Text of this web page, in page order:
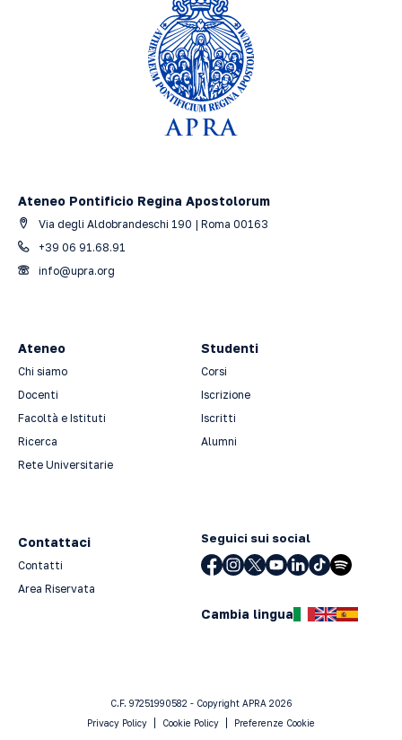
Ateneo Pontificio Regina Apostolorum
Via degli Aldobrandeschi 190 | Roma 00163
+39 06 91.68.91
info@upra.org
Ateneo
Chi siamo
Docenti
Facoltà e Istituti
Ricerca
Rete Universitarie
Studenti
Corsi
Iscrizione
Iscritti
Alumni
Contattaci
Contatti
Area Riservata
Seguici sui social
Cambia lingua
C.F. 97251990582 - Copyright APRA 2026
Privacy Policy
Cookie Policy Preferenze Cookie